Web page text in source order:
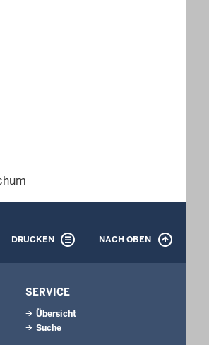
DRUCKEN NACH OBEN
SERVICE
Übersicht
Suche